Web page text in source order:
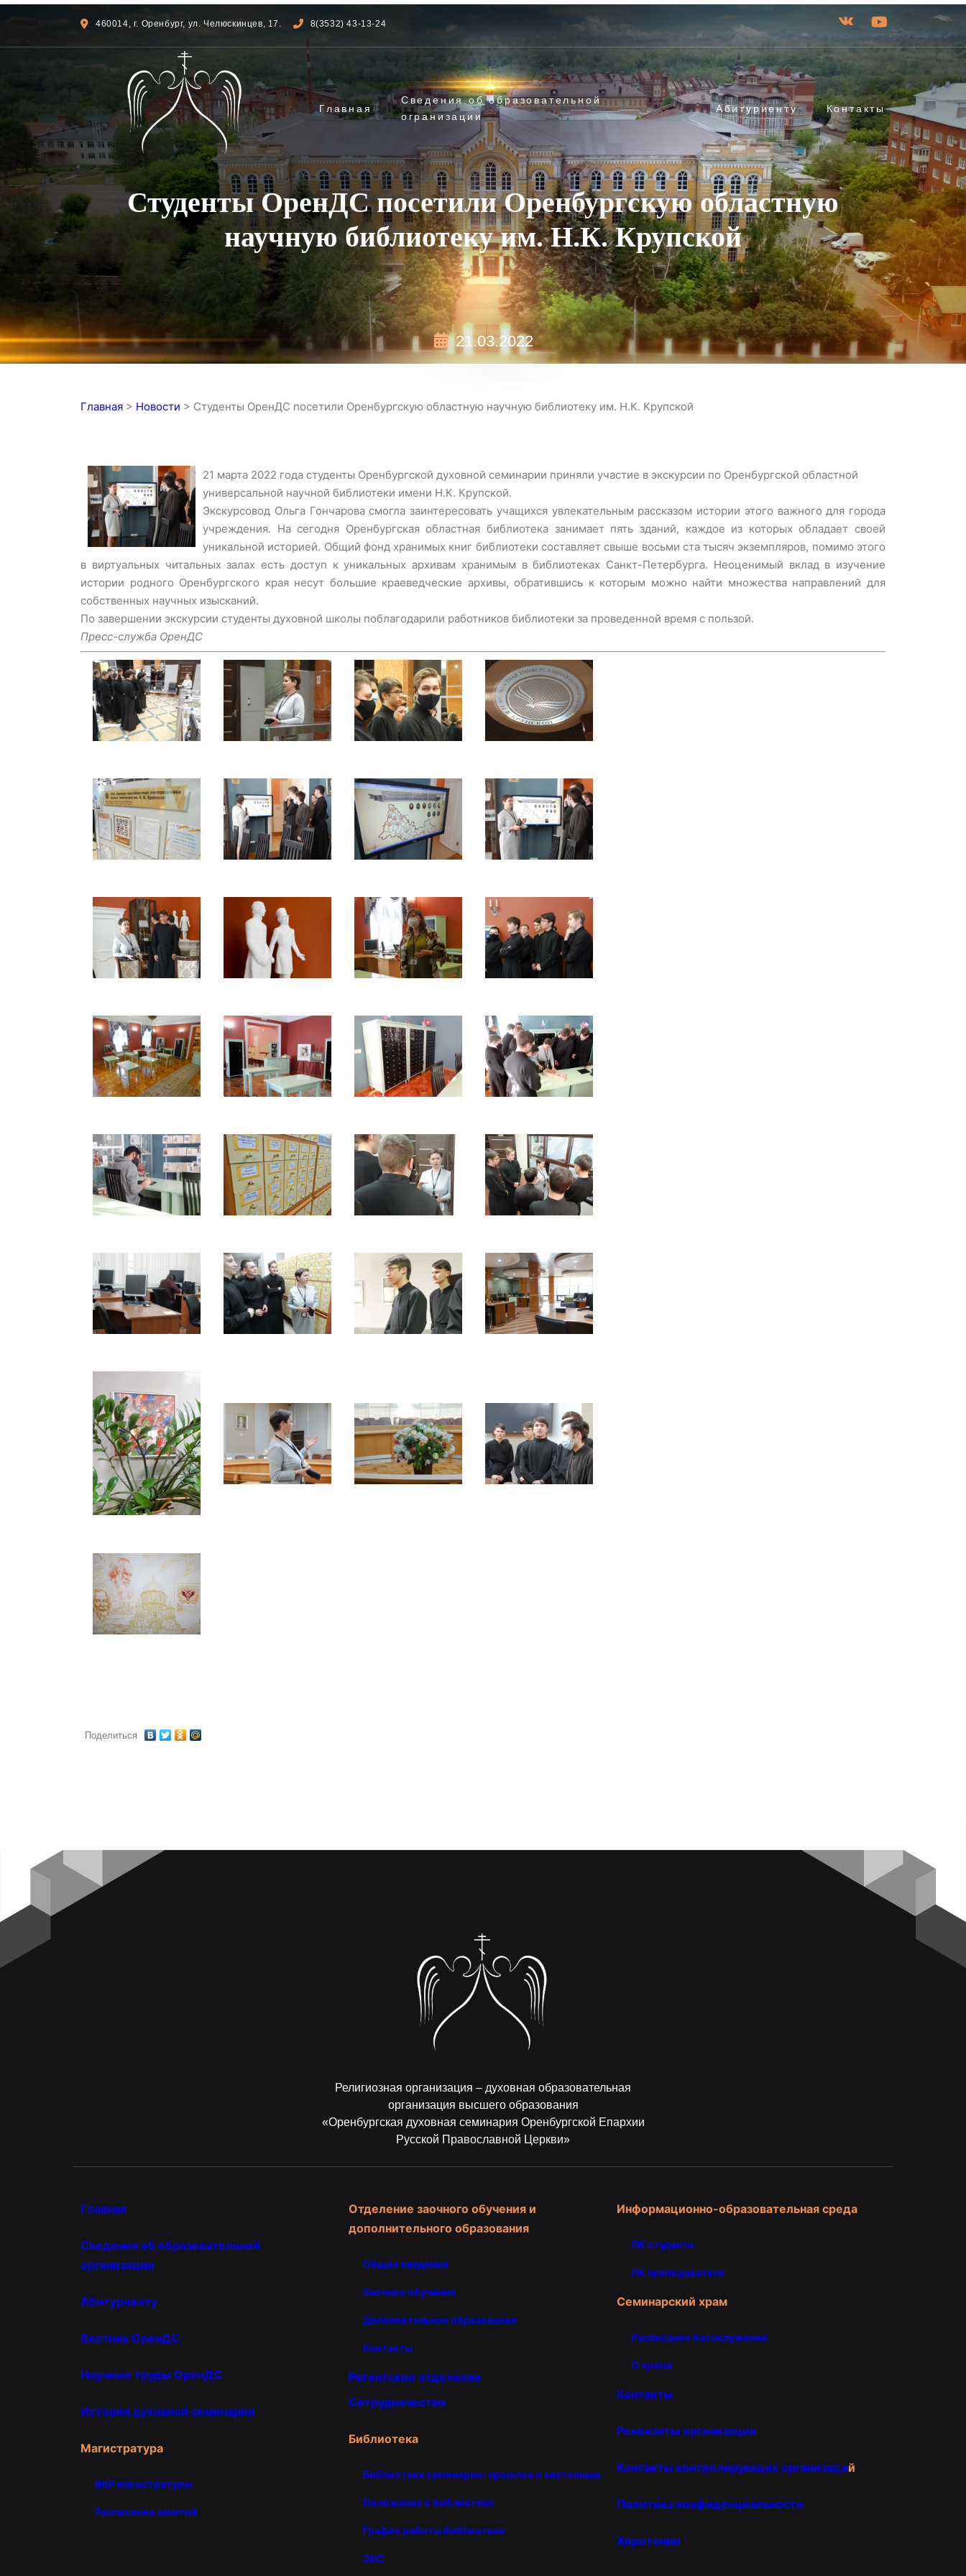
460014, г. Оренбург, ул. Челюскинцев, 17. 8(3532) 43-13-24
Главная
Сведения об образовательной
огранизации
Абитуриенту Контакты
Студенты ОренДС посетили Оренбургскую областную
научную библиотеку им. Н.К. Крупской
21.03.2022
Главная > Новости > Студенты ОренДС посетили Оренбургскую областную научную библиотеку им. Н.К. Крупской
21 марта 2022 года студенты Оренбургской духовной семинарии приняли участие в экскурсии по Оренбургской областной
универсальной научной библиотеки имени Н.К. Крупской.
Экскурсовод Ольга Гончарова смогла заинтересовать учащихся увлекательным рассказом истории этого важного для города
учреждения. На сегодня Оренбургская областная библиотека занимает пять зданий, каждое из которых обладает своей
уникальной историей. Общий фонд хранимых книг библиотеки составляет свыше восьми ста тысяч экземпляров, помимо этого
в виртуальных читальных залах есть доступ к уникальных архивам хранимым в библиотеках Санкт-Петербурга. Неоценимый вклад в изучение
истории родного Оренбургского края несут большие краеведческие архивы, обратившись к которым можно найти множества направлений для
собственных научных изысканий.
По завершении экскурсии студенты духовной школы поблагодарили работников библиотеки за проведенной время с пользой.
Пресс-служба ОренДС
Поделиться
Религиозная организация – духовная образовательная
организация высшего образования
«Оренбургская духовная семинария Оренбургской Епархии
Русской Православной Церкви»
Главная
Сведения об образовательной
организации
Абитуриенту
Вестник ОренДС
Научные труды ОренДС
История духовной семинарии
Магистратура
ВКР магистратуры
Расписание занятий
Отделение заочного обучения и
дополнительного образования
Общие сведения
Заочное обучение
Дополнительное образование
Контакты
Регентское отделение
Сотрудничество
Библиотека
Библиотека семинарии: прошлое и настоящее
Положение о библиотеке
График работы библиотеки
ЭБС
Информационно-образовательная среда
ЛК студента
ЛК преподавателя
Семинарский храм
Расписание богослужений
О храме
Контакты
Реквизиты организации
Контакты контролирующих организаций
Политика конфиденциальности
Хиротонии